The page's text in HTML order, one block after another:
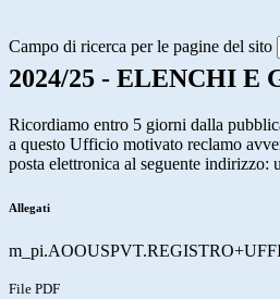
Campo di ricerca per le pagine del sito
2024/25 - ELENCHI E
Ricordiamo entro 5 giorni dalla
a questo Ufficio motivato reclamo
posta elettronica al seguente indirizzo:
Allegati
File PDF